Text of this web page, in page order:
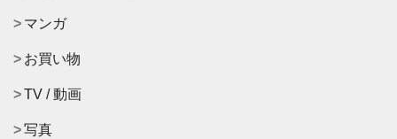
マンガ
お買い物
TV / 動画
写真